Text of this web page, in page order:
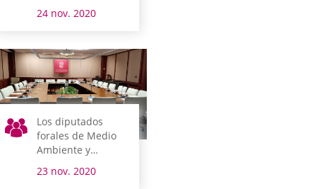
24 nov. 2020
Los diputados
forales de Medio
Ambiente y
Políticas Sociales y
23 nov. 2020